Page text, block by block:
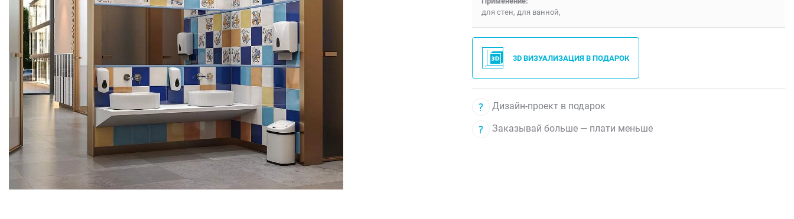
для стен, для ванной,
3D ВИЗУАЛИЗАЦИЯ В ПОДАРОК
Дизайн-проект в подарок
Заказывай больше — плати меньше